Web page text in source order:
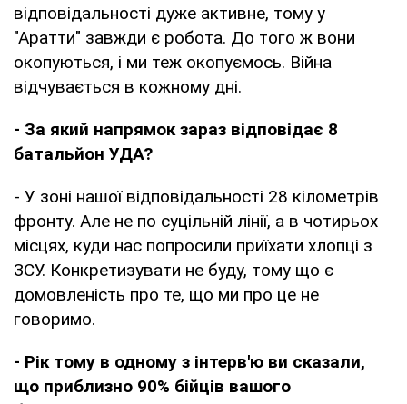
відповідальності дуже активне, тому у
"Аратти" завжди є робота. До того ж вони
окопуються, і ми теж окопуємось. Війна
відчувається в кожному дні.
- За який напрямок зараз відповідає 8
батальйон УДА?
- У зоні нашої відповідальності 28 кілометрів
фронту. Але не по суцільній лінії, а в чотирьох
місцях, куди нас попросили приїхати хлопці з
ЗСУ. Конкретизувати не буду, тому що є
домовленість про те, що ми про це не
говоримо.
- Рік тому в одному з інтерв'ю ви сказали,
що приблизно 90% бійців вашого